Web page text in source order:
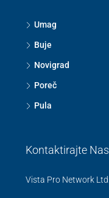
Umag
Buje
Novigrad
Poreč
Pula
Kontaktirajte Nas
Vista Pro Network Ltd.